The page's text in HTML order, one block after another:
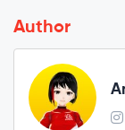
Author